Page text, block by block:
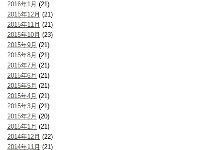
2016年1月 (21)
2015年12月 (21)
2015年11月 (21)
2015年10月 (23)
2015年9月 (21)
2015年8月 (21)
2015年7月 (21)
2015年6月 (21)
2015年5月 (21)
2015年4月 (21)
2015年3月 (21)
2015年2月 (20)
2015年1月 (21)
2014年12月 (22)
2014年11月 (21)